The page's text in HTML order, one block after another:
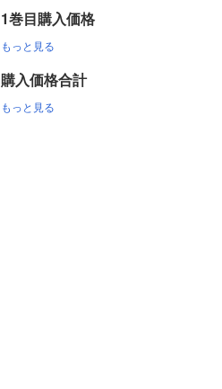
1巻目購入価格
もっと見る
購入価格合計
もっと見る